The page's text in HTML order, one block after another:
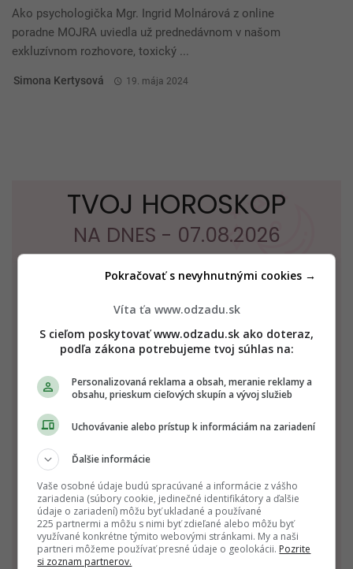
Ako psychologička Mgr. Ingrid Molnárová z online
poradne MOJRA uviedla už prednedávnom v našom
exkluzívnom rozhovore, toxický ...
Simona Kertysová 19. mája 2024
TVOJ HOROSKOP
NA DNES - 07.08.2026
22.12. - 20.1. 21.1. - 19.2. 20.2. - 20.3.
Baran
21.3. - 20.4.
Býk
21.4. - 20.5.
Blíženci
21.5. - 21.6.
Víta ťa www.odzadu.sk
S cieľom poskytovať www.odzadu.sk ako doteraz,
podľa zákona potrebujeme tvoj súhlas na:
Personalizovaná reklama a obsah, meranie reklamy a
obsahu, prieskum cieľových skupín a vývoj služieb
Uchovávanie alebo prístup k informáciám na zariadení
Ďalšie informácie
Vaše osobné údaje budú spracúvané a informácie z vášho
zariadenia (súbory cookie, jedinečné identifikátory a ďalšie
údaje o zariadení) môžu byť ukladané a používané
225 partnermi a môžu s nimi byť zdieľané alebo môžu byť
využívané konkrétne týmito webovými stránkami. My a naši
partneri môžeme používať presné údaje o geolokácii. Pozrite
si zoznam partnerov.
Pokračovať s nevyhnutnými cookies →